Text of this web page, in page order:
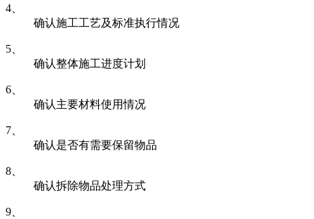
4、
确认施工工艺及标准执行情况
5、
确认整体施工进度计划
6、
确认主要材料使用情况
7、
确认是否有需要保留物品
8、
确认拆除物品处理方式
9、